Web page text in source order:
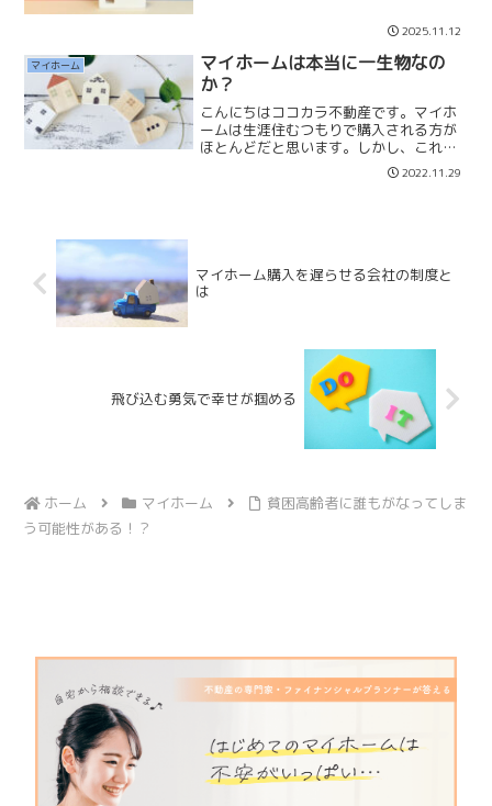
「１億円」を超えるものがあります。土
地の広いものでは２億円以上のものもあ
ります。私はサラリーマン時...
2025.11.12
マイホーム
マイホームは本当に一生物なの
か？
こんにちはココカラ不動産です。マイホ
ームは生涯住むつもりで購入される方が
ほとんどだと思います。しかし、これだ
け多くの中古物件が流通しているという
ことは「一生物」ではないのです。住み
2022.11.29
マイホーム購入を遅らせる会社の制度と
は
飛び込む勇気で幸せが掴める
ホーム マイホーム
貧困高齢者に誰もがなってしま
う可能性がある！？